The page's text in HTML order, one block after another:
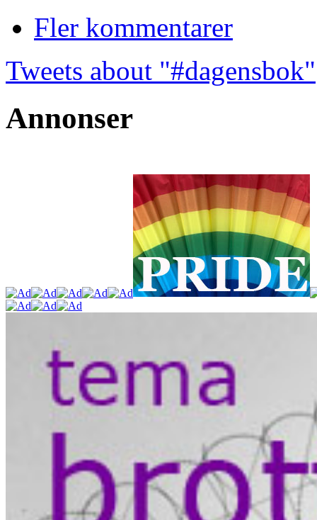
Fler kommentarer
Tweets about "#dagensbok"
Annonser